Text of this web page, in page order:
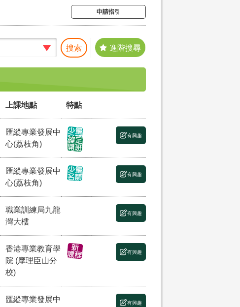
申請指引
搜索 進階搜尋
上課地點 特點
匯縱專業發展中
心(荔枝角)
有興趣
匯縱專業發展中
心(荔枝角)
有興趣
職業訓練局九龍
灣大樓
有興趣
香港專業教育學
院 (摩理臣山分
校)
有興趣
匯縱專業發展中
有興趣